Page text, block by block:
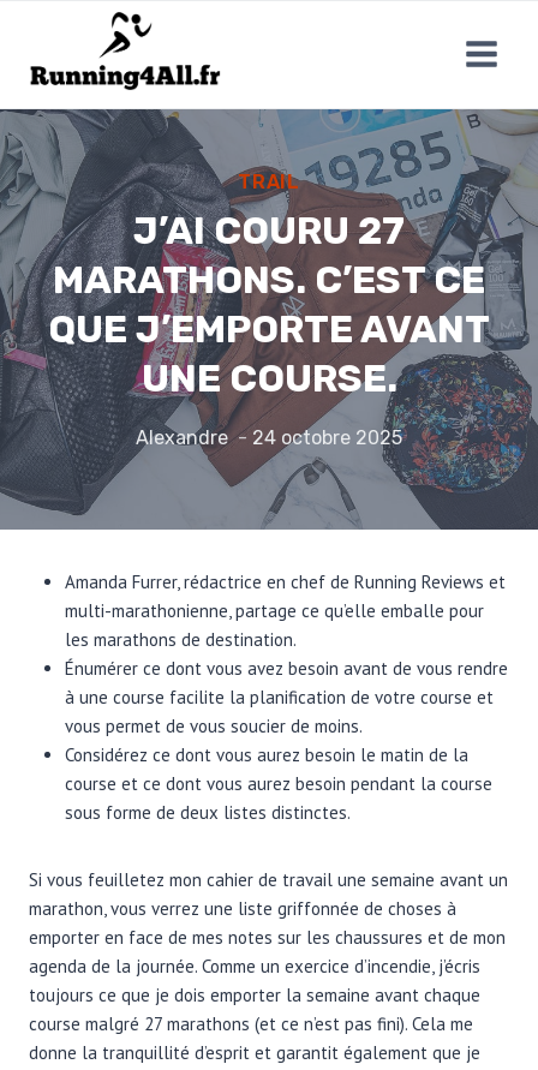
contenu
TRAIL
J’AI COURU 27
MARATHONS. C’EST CE
QUE J’EMPORTE AVANT
UNE COURSE.
Alexandre 24 octobre 2025
Amanda Furrer, rédactrice en chef de Running Reviews et
multi-marathonienne, partage ce qu’elle emballe pour
les marathons de destination.
Énumérer ce dont vous avez besoin avant de vous rendre
à une course facilite la planification de votre course et
vous permet de vous soucier de moins.
Considérez ce dont vous aurez besoin le matin de la
course et ce dont vous aurez besoin pendant la course
sous forme de deux listes distinctes.
Si vous feuilletez mon cahier de travail une semaine avant un
marathon, vous verrez une liste griffonnée de choses à
emporter en face de mes notes sur les chaussures et de mon
agenda de la journée. Comme un exercice d’incendie, j’écris
toujours ce que je dois emporter la semaine avant chaque
course malgré 27 marathons (et ce n’est pas fini). Cela me
donne la tranquillité d’esprit et garantit également que je